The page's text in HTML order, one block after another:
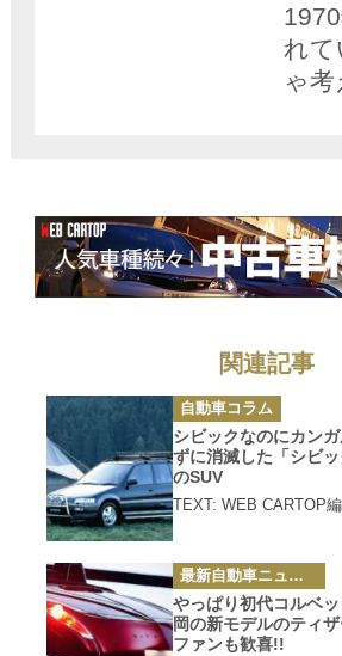
れて
ゃ
関連記事
カ
テ
ゴ
リ
ー
自動車コラム
シビックなのにカン
ずに消滅した「シビ
のSUV
TEXT: WEB CARTOP
カ
テ
ゴ
リ
ー
最新自動車ニュース
やっぱり初代コルベ
岡の新モデルのティ
ファンも歓喜!!